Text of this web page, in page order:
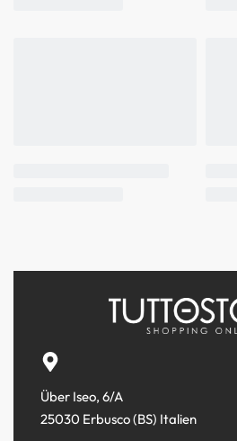
Über Iseo, 6/A
25030 Erbusco (BS) Italien